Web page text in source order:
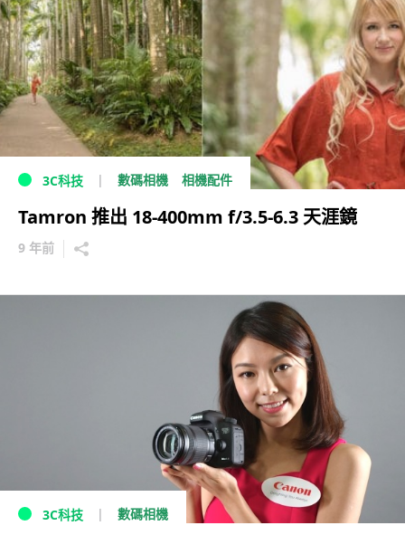
3C科技 數碼相機 相機配件
Tamron 推出 18-400mm f/3.5-6.3 天涯鏡
9 年前
3C科技 數碼相機